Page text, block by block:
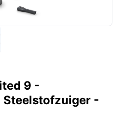
9 -
Steelstofzuiger -